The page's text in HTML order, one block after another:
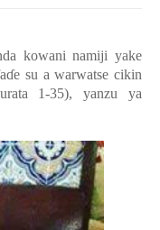
kowani namiji yake
ɗe su a warwatse cikin
1-35), yanzu ya